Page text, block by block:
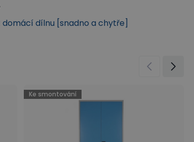
domácí dílnu [snadno a chytře]
Ke smontování